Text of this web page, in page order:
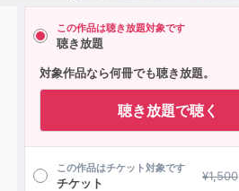
この作品は聴き放題対象です
聴き放題
対象作品なら何冊でも聴き放題。
聴き放題で聴く
この作品はチケット対象です
チケット ¥1,500